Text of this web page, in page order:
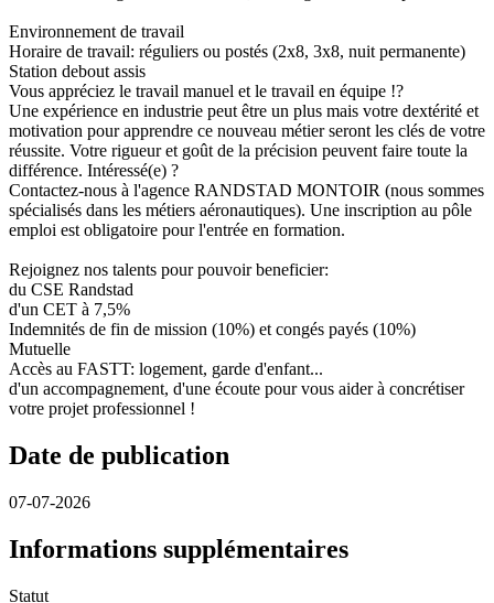
Environnement de travail
Horaire de travail: réguliers ou postés (2x8, 3x8, nuit permanente)
Station debout assis
Vous appréciez le travail manuel et le travail en équipe !?
Une expérience en industrie peut être un plus mais votre dextérité et
motivation pour apprendre ce nouveau métier seront les clés de votre
réussite. Votre rigueur et goût de la précision peuvent faire toute la
différence. Intéressé(e) ?
Contactez-nous à l'agence RANDSTAD MONTOIR (nous sommes
spécialisés dans les métiers aéronautiques). Une inscription au pôle
emploi est obligatoire pour l'entrée en formation.
Rejoignez nos talents pour pouvoir beneficier:
du CSE Randstad
d'un CET à 7,5%
Indemnités de fin de mission (10%) et congés payés (10%)
Mutuelle
Accès au FASTT: logement, garde d'enfant...
d'un accompagnement, d'une écoute pour vous aider à concrétiser
votre projet professionnel !
Date de publication
07-07-2026
Informations supplémentaires
Statut